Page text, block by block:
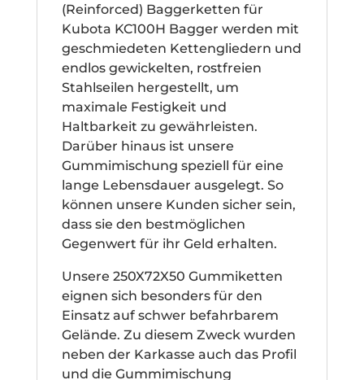
(Reinforced) Baggerketten für
Kubota KC100H Bagger werden mit
geschmiedeten Kettengliedern und
endlos gewickelten, rostfreien
Stahlseilen hergestellt, um
maximale Festigkeit und
Haltbarkeit zu gewährleisten.
Darüber hinaus ist unsere
Gummimischung speziell für eine
lange Lebensdauer ausgelegt. So
können unsere Kunden sicher sein,
dass sie den bestmöglichen
Gegenwert für ihr Geld erhalten.
Unsere 250X72X50 Gummiketten
eignen sich besonders für den
Einsatz auf schwer befahrbarem
Gelände. Zu diesem Zweck wurden
neben der Karkasse auch das Profil
und die Gummimischung